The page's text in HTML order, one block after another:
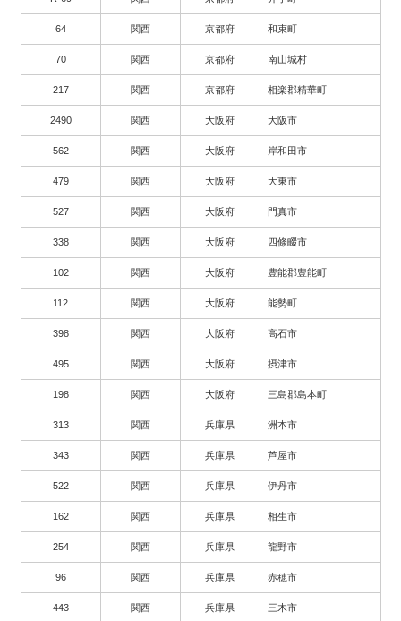
64 関西 京都府 和束町
70 関西 京都府 南山城村
217 関西 京都府 相楽郡精華町
2490 関西 大阪府 大阪市
562 関西 大阪府 岸和田市
479 関西 大阪府 大東市
527 関西 大阪府 門真市
338 関西 大阪府 四條畷市
102 関西 大阪府 豊能郡豊能町
112 関西 大阪府 能勢町
398 関西 大阪府 高石市
495 関西 大阪府 摂津市
198 関西 大阪府 三島郡島本町
313 関西 兵庫県 洲本市
343 関西 兵庫県 芦屋市
522 関西 兵庫県 伊丹市
162 関西 兵庫県 相生市
254 関西 兵庫県 龍野市
96 関西 兵庫県 赤穂市
443 関西 兵庫県 三木市